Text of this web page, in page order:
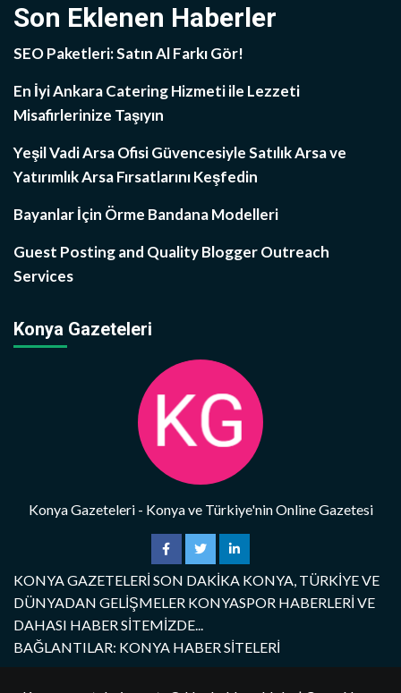
Son Eklenen Haberler
SEO Paketleri: Satın Al Farkı Gör!
En İyi Ankara Catering Hizmeti ile Lezzeti
Misafirlerinize Taşıyın
Yeşil Vadi Arsa Ofisi Güvencesiyle Satılık Arsa ve
Yatırımlık Arsa Fırsatlarını Keşfedin
Bayanlar İçin Örme Bandana Modelleri
Guest Posting and Quality Blogger Outreach
Services
Konya Gazeteleri
Konya Gazeteleri - Konya ve Türkiye'nin Online Gazetesi
KONYA GAZETELERİ SON DAKİKA KONYA, TÜRKİYE VE
DÜNYADAN GELİŞMELER KONYASPOR HABERLERİ VE
DAHASI HABER SİTEMİZDE...
BAĞLANTILAR: KONYA HABER SİTELERİ